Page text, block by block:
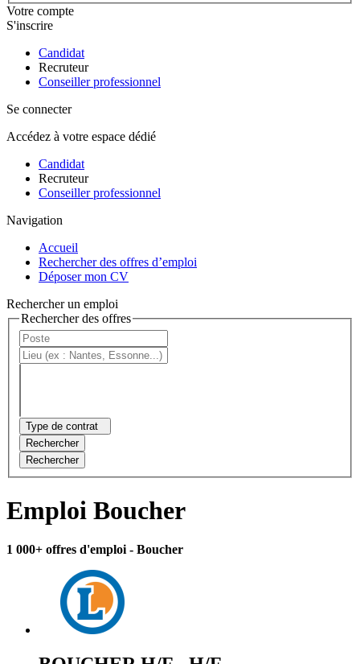
Votre compte
S'inscrire
Candidat
Recruteur
Conseiller professionnel
Se connecter
Accédez à votre espace dédié
Candidat
Recruteur
Conseiller professionnel
Navigation
Accueil
Rechercher des offres d’emploi
Déposer mon CV
Rechercher un emploi
Rechercher des offres
Type de contrat
Rechercher
Rechercher
Emploi Boucher
1 000+ offres d'emploi - Boucher